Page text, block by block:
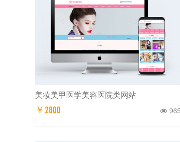
美妆美甲医学美容医院类网站
￥2800 965